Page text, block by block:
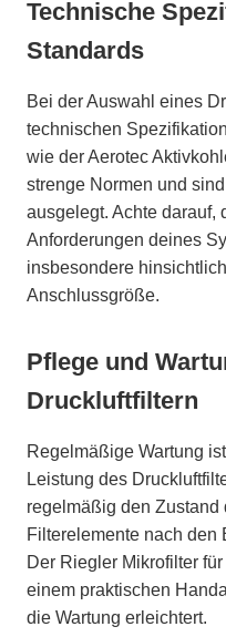
Technische
Standards
Bei der Auswahl eines
technischen
wie der Aerotec
strenge Normen und
ausgelegt. Achte darauf,
Anforderungen deines
insbesondere
Anschlussgröße.
Pflege und
Druckluftfiltern
Regelmäßige Wartung
Leistung des
regelmäßig den Zustand
Filterelemente nach den
Der Riegler Mikrofilter
einem praktischen
die Wartung erleichtert.